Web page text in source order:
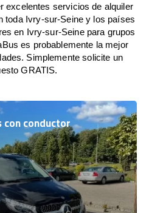
excelentes servicios de alquiler
toda Ivry-sur-Seine y los países
en Ivry-sur-Seine para grupos
es probablemente la mejor
Simplemente solicite un
GRATIS.
con conductor